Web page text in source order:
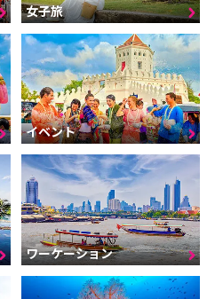
女子旅
イベント
ワーケーション